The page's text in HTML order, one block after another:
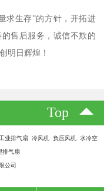
求生存”的方针，开拓进
售后服务，诚信不欺的
明日辉煌！
Top
业排气扇 冷风机 负压风机 水冷空
排气扇
公司